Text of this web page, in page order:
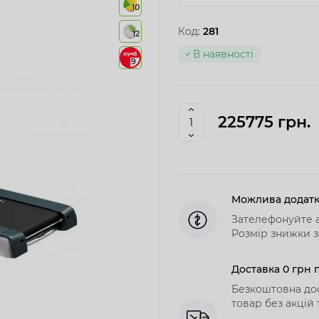
10
12
9
Код: 281
В наявності
225775 грн.
Можлива
Зателефонуйте
Розмір знижки
Доставка 0 грн
Безкоштовна
товар без